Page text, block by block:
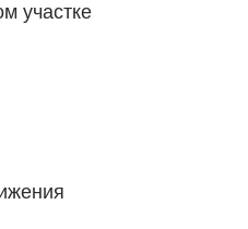
участке